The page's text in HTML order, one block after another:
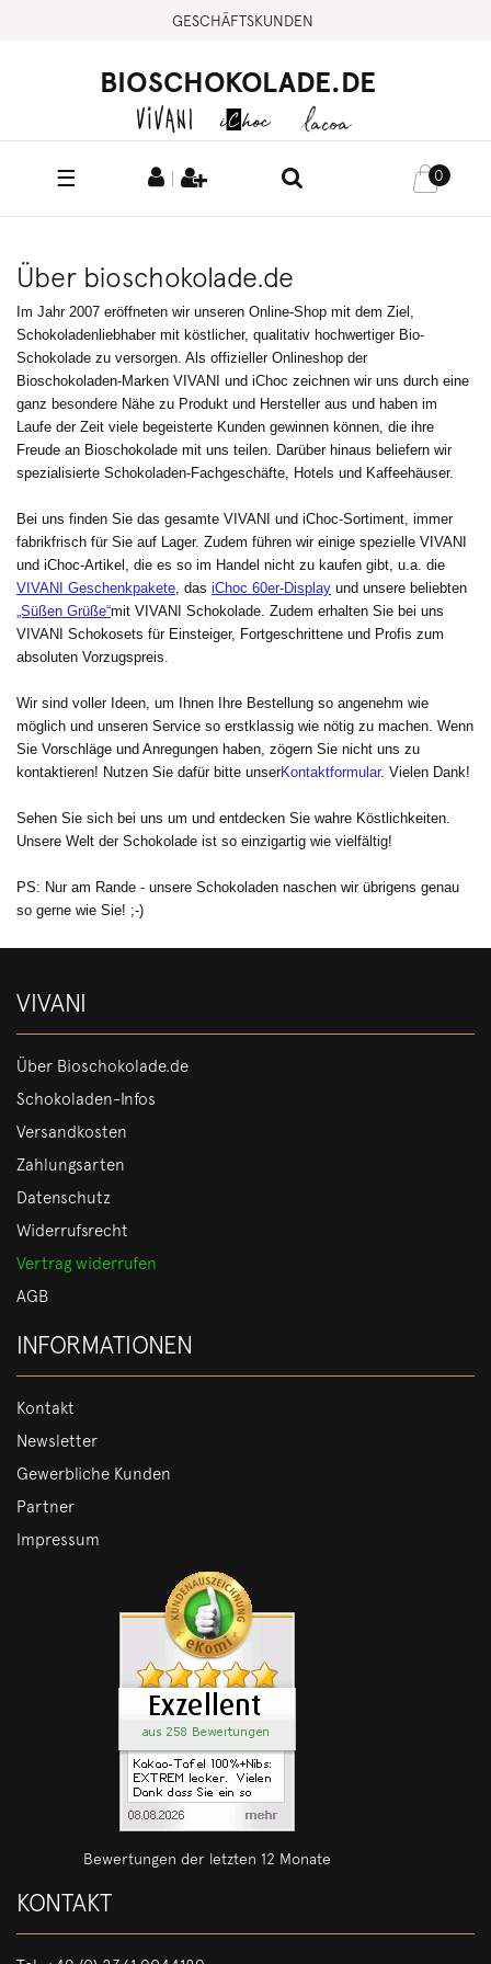
GESCHÄFTSKUNDEN
BIOSCHOKOLADE.DE
☰ 0
Über bioschokolade.de
Im Jahr 2007 eröffneten wir unseren Online-Shop mit dem Ziel,
Schokoladenliebhaber mit köstlicher, qualitativ hochwertiger Bio-
Schokolade zu versorgen. Als offizieller Onlineshop der
Bioschokoladen-Marken VIVANI und iChoc zeichnen wir uns durch eine
ganz besondere Nähe zu Produkt und Hersteller aus und haben im
Laufe der Zeit viele begeisterte Kunden gewinnen können, die ihre
Freude an Bioschokolade mit uns teilen. Darüber hinaus beliefern wir
spezialisierte Schokoladen-Fachgeschäfte, Hotels und Kaffeehäuser.
Bei uns finden Sie das gesamte VIVANI und iChoc-Sortiment, immer
fabrikfrisch für Sie auf Lager. Zudem führen wir einige spezielle VIVANI
und iChoc-Artikel, die es so im Handel nicht zu kaufen gibt, u.a. die
VIVANI Geschenkpakete, das iChoc 60er-Display und unsere beliebten
„Süßen Grüße“mit VIVANI Schokolade. Zudem erhalten Sie bei uns
VIVANI Schokosets für Einsteiger, Fortgeschrittene und Profis zum
absoluten Vorzugspreis.
Wir sind voller Ideen, um Ihnen Ihre Bestellung so angenehm wie
möglich und unseren Service so erstklassig wie nötig zu machen. Wenn
Sie Vorschläge und Anregungen haben, zögern Sie nicht uns zu
kontaktieren! Nutzen Sie dafür bitte unserKontaktformular. Vielen Dank!
Sehen Sie sich bei uns um und entdecken Sie wahre Köstlichkeiten.
Unsere Welt der Schokolade ist so einzigartig wie vielfältig!
PS: Nur am Rande - unsere Schokoladen naschen wir übrigens genau
so gerne wie Sie! ;-)
VIVANI
Über Bioschokolade.de
Schokoladen-Infos
Versandkosten
Zahlungsarten
Datenschutz
Widerrufsrecht
Vertrag widerrufen
AGB
INFORMATIONEN
Kontakt
Newsletter
Gewerbliche Kunden
Partner
Impressum
Bewertungen der letzten 12 Monate
KONTAKT